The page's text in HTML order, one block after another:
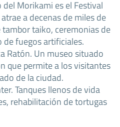
Morikami es el Festival
a decenas de miles de
taiko, ceremonias de
fuegos artificiales.
Ratón. Un museo situado
que permite a los visitantes
de la ciudad.
Tanques llenos de vida
rehabilitación de tortugas